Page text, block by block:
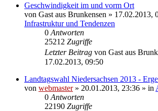
Geschwindigkeit im und vorm Ort
von Gast aus Brunkensen » 17.02.2013,
Infrastruktur und Tendenzen
0 Antworten
25212 Zugriffe
Letzter Beitrag von Gast aus
17.02.2013, 09:50
Landtagswahl Niedersachsen 2013 -
von webmaster» 20.01.2013, 23:36 » in
0 Antworten
22190 Zugriffe